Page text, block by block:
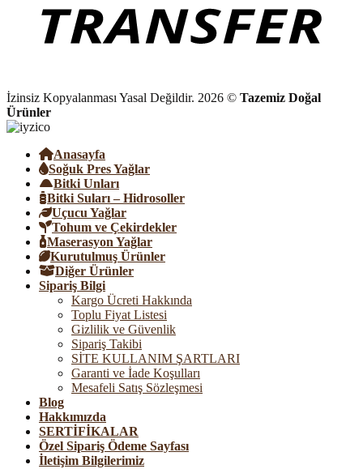
İzinsiz Kopyalanması Yasal Değildir. 2026 © Tazemiz Doğal
Ürünler
Anasayfa
Soğuk Pres Yağlar
Bitki Unları
Bitki Suları – Hidrosoller
Uçucu Yağlar
Tohum ve Çekirdekler
Maserasyon Yağlar
Kurutulmuş Ürünler
Diğer Ürünler
Sipariş Bilgi
Kargo Ücreti Hakkında
Toplu Fiyat Listesi
Gizlilik ve Güvenlik
Sipariş Takibi
SİTE KULLANIM ŞARTLARI
Garanti ve İade Koşulları
Mesafeli Satış Sözleşmesi
Blog
Hakkımızda
SERTİFİKALAR
Özel Sipariş Ödeme Sayfası
İletişim Bilgilerimiz